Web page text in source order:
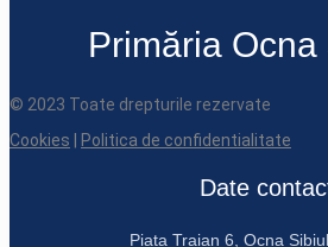
Primăria Ocna
© 2023 Toate drepturile rezervate
Cookies
Politica de confidentialitate
Date
Piața Traian 6, Ocna